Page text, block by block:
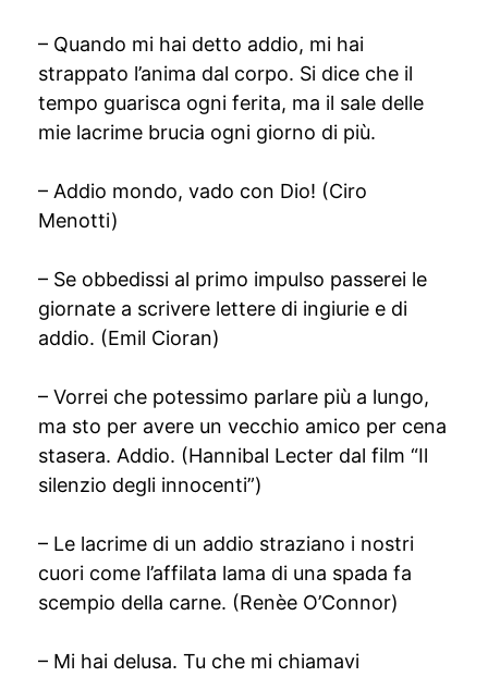
– Quando mi hai detto addio, mi hai
strappato l’anima dal corpo. Si dice che il
tempo guarisca ogni ferita, ma il sale delle
mie lacrime brucia ogni giorno di più.
– Addio mondo, vado con Dio! (Ciro
Menotti)
– Se obbedissi al primo impulso passerei le
giornate a scrivere lettere di ingiurie e di
addio. (Emil Cioran)
– Vorrei che potessimo parlare più a lungo,
ma sto per avere un vecchio amico per cena
stasera. Addio. (Hannibal Lecter dal film “Il
silenzio degli innocenti”)
– Le lacrime di un addio straziano i nostri
cuori come l’affilata lama di una spada fa
scempio della carne. (Renèe O’Connor)
– Mi hai delusa. Tu che mi chiamavi